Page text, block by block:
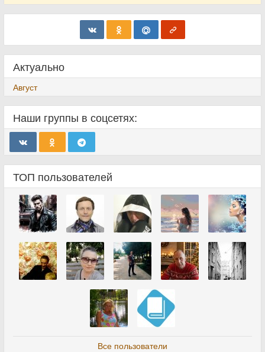
Актуально
Август
Наши группы в соцсетях:
ТОП пользователей
Все пользователи